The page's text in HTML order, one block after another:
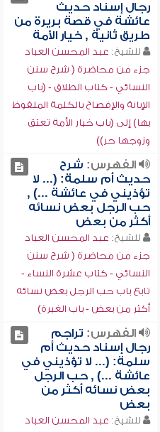
رجال إسناد حديث
عائشة في قصة بريرة من
طريق ثانية , خيار الأمة
للشيخ: عبد المحسن العباد
جزء من محاضرة ( شرح سنن
النسائي - كتاب الطلاق - (باب
الإبانة والإفصاح بالكلمة الملفوظ
بها) إلى (باب خيار الأمة تعتق
وزوجها حر))
الفهرس: شرح
حديث أم سلمة: (... لا
تؤذيني في عائشة ...) ,
حب الرجل بعض نسائه
أكثر من بعض
للشيخ: عبد المحسن العباد
جزء من محاضرة ( شرح سنن
النسائي - كتاب عشرة النساء -
تابع باب حب الرجل بعض نسائه
أكثر من بعض - باب الغيرة)
الفهرس: تراجم
رجال إسناد حديث أم
سلمة: (... لا تؤذيني في
عائشة ...) , حب الرجل
بعض نسائه أكثر من
بعض
للشيخ: عبد المحسن العباد